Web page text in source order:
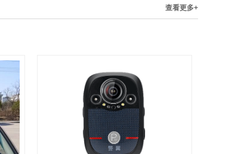
查看更多+